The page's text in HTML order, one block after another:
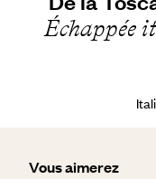
Échappée
Vous aimerez